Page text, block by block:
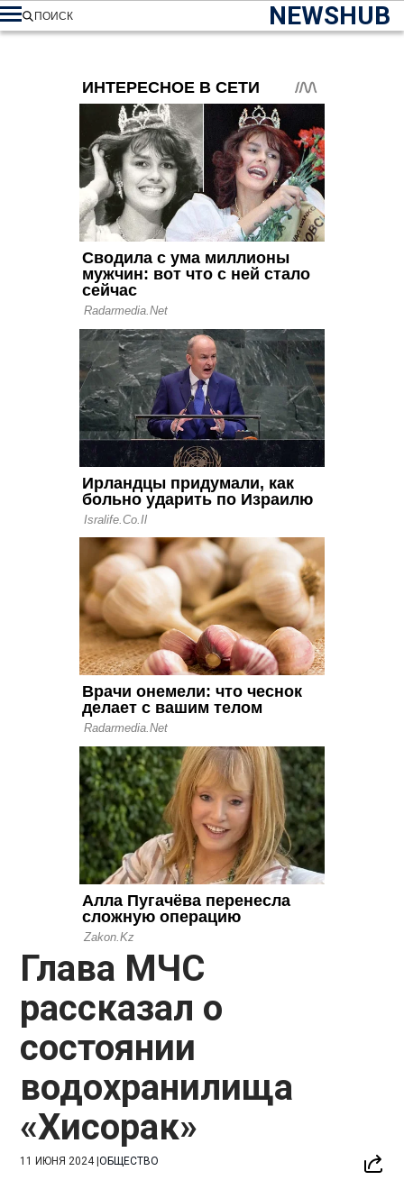
NEWSHUB
ПОИСК
Глава МЧС
рассказал о
состоянии
водохранилища
«Хисорак»
11 ИЮНЯ 2024|ОБЩЕСТВО